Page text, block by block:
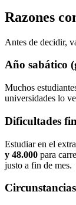
Razones
Antes de decidir,
Año sabático
Muchos
universidades lo
Dificultades
Estudiar en el
y 48.000 para
justo a fin de mes.